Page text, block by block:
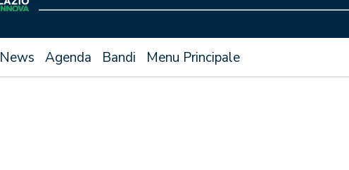
News Agenda Bandi Menu Principale